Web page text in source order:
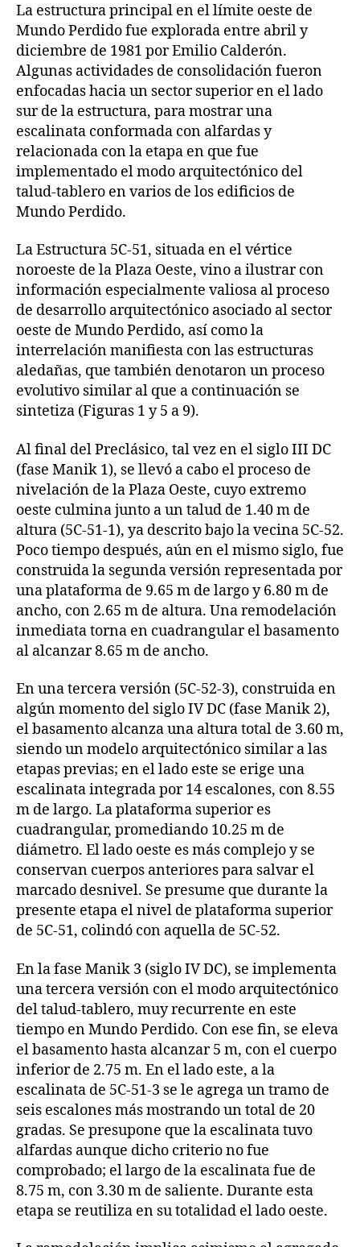
La estructura principal en el límite oeste de
Mundo Perdido fue explorada entre abril y
diciembre de 1981 por Emilio Calderón.
Algunas actividades de consolidación fueron
enfocadas hacia un sector superior en el lado
sur de la estructura, para mostrar una
escalinata conformada con alfardas y
relacionada con la etapa en que fue
implementado el modo arquitectónico del
talud-tablero en varios de los edificios de
Mundo Perdido.
La Estructura 5C-51, situada en el vértice
noroeste de la Plaza Oeste, vino a ilustrar con
información especialmente valiosa al proceso
de desarrollo arquitectónico asociado al sector
oeste de Mundo Perdido, así como la
interrelación manifiesta con las estructuras
aledañas, que también denotaron un proceso
evolutivo similar al que a continuación se
sintetiza (Figuras 1 y 5 a 9).
Al final del Preclásico, tal vez en el siglo III DC
(fase Manik 1), se llevó a cabo el proceso de
nivelación de la Plaza Oeste, cuyo extremo
oeste culmina junto a un talud de 1.40 m de
altura (5C-51-1), ya descrito bajo la vecina 5C-52.
Poco tiempo después, aún en el mismo siglo, fue
construida la segunda versión representada por
una plataforma de 9.65 m de largo y 6.80 m de
ancho, con 2.65 m de altura. Una remodelación
inmediata torna en cuadrangular el basamento
al alcanzar 8.65 m de ancho.
En una tercera versión (5C-52-3), construida en
algún momento del siglo IV DC (fase Manik 2),
el basamento alcanza una altura total de 3.60 m,
siendo un modelo arquitectónico similar a las
etapas previas; en el lado este se erige una
escalinata integrada por 14 escalones, con 8.55
m de largo. La plataforma superior es
cuadrangular, promediando 10.25 m de
diámetro. El lado oeste es más complejo y se
conservan cuerpos anteriores para salvar el
marcado desnivel. Se presume que durante la
presente etapa el nivel de plataforma superior
de 5C-51, colindó con aquella de 5C-52.
En la fase Manik 3 (siglo IV DC), se implementa
una tercera versión con el modo arquitectónico
del talud-tablero, muy recurrente en este
tiempo en Mundo Perdido. Con ese fin, se eleva
el basamento hasta alcanzar 5 m, con el cuerpo
inferior de 2.75 m. En el lado este, a la
escalinata de 5C-51-3 se le agrega un tramo de
seis escalones más mostrando un total de 20
gradas. Se presupone que la escalinata tuvo
alfardas aunque dicho criterio no fue
comprobado; el largo de la escalinata fue de
8.75 m, con 3.30 m de saliente. Durante esta
etapa se reutiliza en su totalidad el lado oeste.